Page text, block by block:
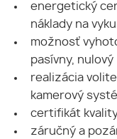
energetický
náklady na
možnosť
pasívny, nulový
realizácia
kamerový
certifikát
záručný a